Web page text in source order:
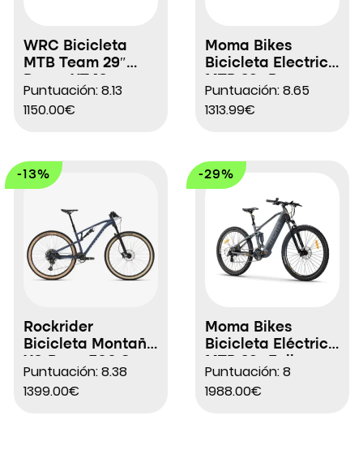
WRC Bicicleta
MTB Team 29″
Puntuación: 8.13
1150.00€
Moma Bikes
Bicicleta Electrica
Puntuación: 8.65
1313.99€
-13%
Rockrider
Bicicleta Montaña
Puntuación: 8.38
1399.00€
-29%
Moma Bikes
Bicicleta Eléctrica
Suspensión
Puntuación: 8
1988.00€